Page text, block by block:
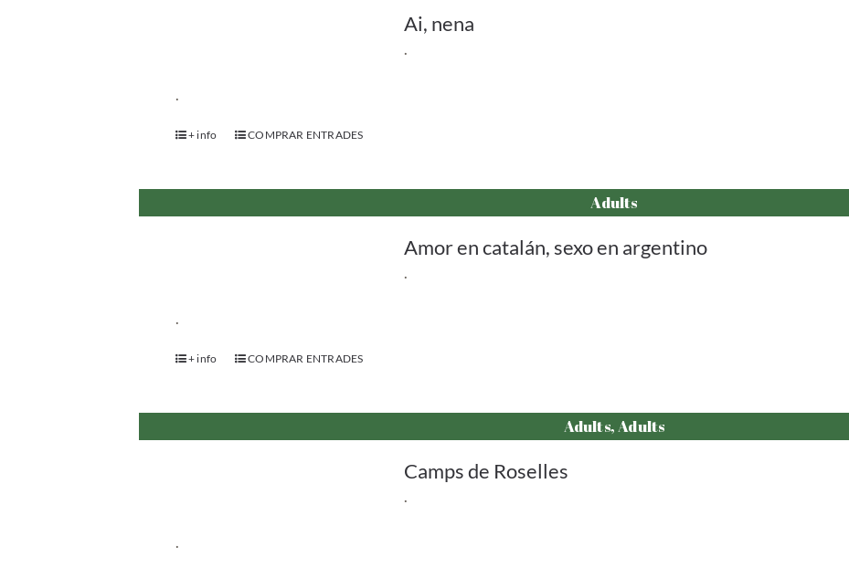
Ai, nena
.
.
+ info COMPRAR ENTRADES
Adults
Amor en catalán, sexo en argentino
.
.
+ info COMPRAR ENTRADES
Adults, Adults
Camps de Roselles
.
.